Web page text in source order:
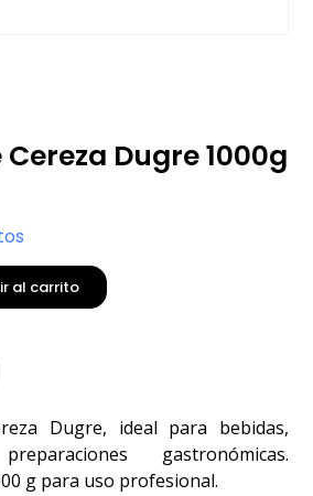
Dugre 1000g
al carrito
Dugre, ideal para bebidas,
gastronómicas.
g para uso profesional.